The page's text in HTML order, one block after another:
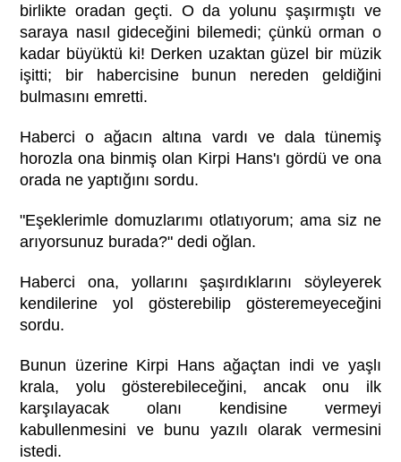
birlikte oradan geçti. O da yolunu şaşırmıştı ve
saraya nasıl gideceğini bilemedi; çünkü orman o
kadar büyüktü ki! Derken uzaktan güzel bir müzik
işitti; bir habercisine bunun nereden geldiğini
bulmasını emretti.
Haberci o ağacın altına vardı ve dala tünemiş
horozla ona binmiş olan Kirpi Hans'ı gördü ve ona
orada ne yaptığını sordu.
"Eşeklerimle domuzlarımı otlatıyorum; ama siz ne
arıyorsunuz burada?" dedi oğlan.
Haberci ona, yollarını şaşırdıklarını söyleyerek
kendilerine yol gösterebilip gösteremeyeceğini
sordu.
Bunun üzerine Kirpi Hans ağaçtan indi ve yaşlı
krala, yolu gösterebileceğini, ancak onu ilk
karşılayacak olanı kendisine vermeyi
kabullenmesini ve bunu yazılı olarak vermesini
istedi.